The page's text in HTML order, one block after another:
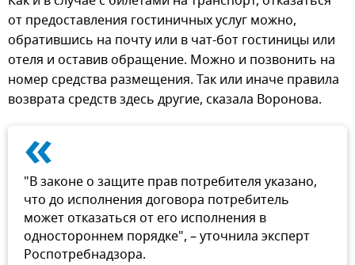
от предоставления гостиничных услуг можно,
обратившись на почту или в чат-бот гостиницы или
отеля и оставив обращение. Можно и позвонить на
номер средства размещения. Так или иначе правила
возврата средств здесь другие, сказала Воронова.
«
"В законе о защите прав потребителя указано,
что до исполнения договора потребитель
может отказаться от его исполнения в
одностороннем порядке", – уточнила эксперт
Роспотребнадзора.